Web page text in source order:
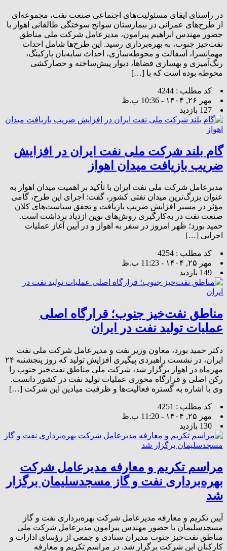
در راستای ایفای مسئولیت‌های اجتماعی صنعت نفت، مجموعه‌ای
از طرح‌های عمرانی در بیمارستان سوانح سوختگی طالقانی اهواز با
حضور مهندس ابراهیم پیرامون، مدیرعامل شرکت ملی مناطق
نفت‌خیز جنوب، به بهره‌برداری رسید. این طرح‌ها شامل احداث
مهمانسرا، آسفالت و محوطه‌سازی، احداث سایه‌بان پارکینگ،
رنگ‌آمیزی و بهسازی فضاها، دیوار پیش‌ساخته و حصارکشی
محوطه بوده است که با […]
کد مطلب : 4244
مهر ۲۶, ۱۴۰۴ - 10:36 ب.ظ
127 بازدید
گام بلند شرکت ملی نفت ایران در افزایش
ضریب بازیافت میدان اهواز
مدیرعامل شرکت ملی نفت ایران با تأکید بر اهمیت میدان اهواز به
عنوان بزرگ‌ترین میدان نفتی کشور، گفت: اجرای این طرح، گامی
مؤثر در مسیر افزایش ضریب بازیافت و تحقق سیاست‌های کلان
صنعت نفت در به‌کارگیری روش‌های نوین ازدیاد برداشت است.
حمید بورد؛ ظهر امروز در سفر به اهواز و در آیین آغاز عملیات
اجرایی […]
کد مطلب : 4254
مهر ۲۵, ۱۴۰۴ - 11:23 ب.ظ
149 بازدید
مناطق نفت‌خیز جنوب؛ قرارگاه اصلی
عملیات تولید نفت در ایران
دکتر حمید بورد، معاون وزیر نفت و مدیرعامل شرکت ملی نفت
ایران، در نشست راهبردی پیگیری افزایش تولید که روز پنجشنبه ۲۴
مهرماه در اهواز برگزار شد، شرکت ملی مناطق نفت‌خیز جنوب را
رکن اصلی و قرارگاه محوری عملیات تولید نفت در کشور دانست.
وی با اشاره به گستره فعالیت‌ها و ظرفیت میادین این شرکت […]
کد مطلب : 4251
مهر ۲۵, ۱۴۰۴ - 11:20 ب.ظ
130 بازدید
مراسم تکریم و معارفه مدیرعامل شرکت
بهره‌برداری نفت و گاز مسجدسلیمان برگزار
شد
آیین تکریم و معارفه مدیرعامل شرکت بهره‌برداری نفت و گاز
مسجدسلیمان با حضور مهندس پیرامون مدیرعامل شرکت ملی
مناطق نفت‌خیز جنوب مدیران ستادی و جمعی از رؤسای ادارات و
کارکنان این شرکت برگزار شد. در مراسم تکریم و معارفه